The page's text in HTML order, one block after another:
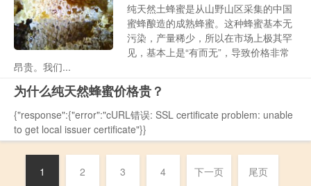
纯天然土蜂蜜是从山野山区采集的中国
蜜蜂酿造的成熟蜂蜜。这种蜂蜜基本无
污染，产量稀少，所以在市场上极其罕
见，基本上是“有而无”，导致价格非常
昂贵。我们...
为什么纯天然蜂蜜价格贵？
{"response":{"error":"cURL错误: SSL certificate problem: unable
to get local issuer certificate"}}
1 2 3 4 下一页 尾页